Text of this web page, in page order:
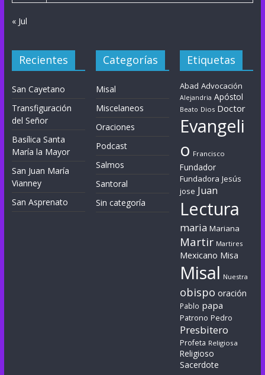
« Jul
Recientes
San Cayetano
Transfiguración
del Señor
Basílica Santa
María la Mayor
San Juan María
Vianney
San Asprenato
Categorías
Misal
Miscelaneos
Oraciones
Podcast
Salmos
Santoral
Sin categoría
Etiquetas
Abad Advocación
Alejandria Apóstol
Beato Dios Doctor
Evangeli
o Francisco
Fundador
Fundadora Jesús
jose Juan
Lectura
maria Mariana
Martir Martires
Mexicano Misa
Misal Nuestra
obispo oración
Pablo papa
Patrono Pedro
Presbitero
Profeta Religiosa
Religioso
Sacerdote